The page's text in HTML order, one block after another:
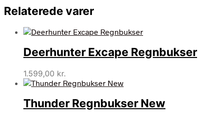
Relaterede varer
Deerhunter Excape Regnbukser
1.599,00 kr.
Thunder Regnbukser New